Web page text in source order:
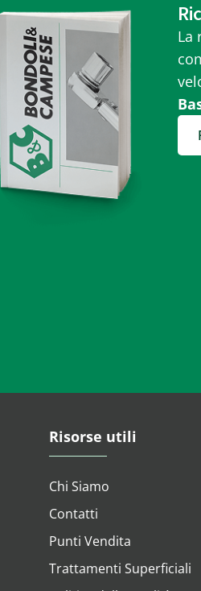
La
Risorse utili
Chi Siamo
Contatti
Punti Vendita
Trattamenti Superficiali